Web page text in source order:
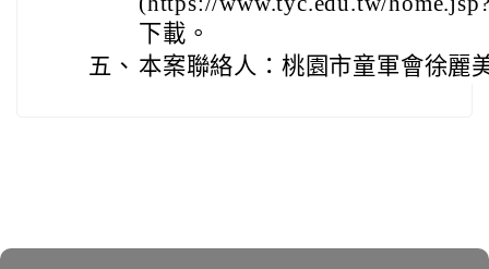
下載。
五、 本案聯絡人：桃園市童軍會徐麗